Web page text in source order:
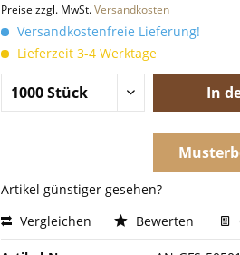
Preise zzgl. MwSt.Versandkosten
Versandkostenfreie Lieferung!
Lieferzeit 3-4 Werktage
In
Artikel günstiger gesehen?
Vergleichen
Bewerten